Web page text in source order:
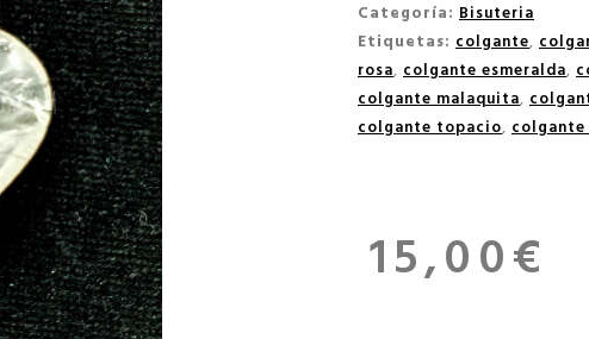
Categoría: Bisuteria
Etiquetas: colgante,
rosa, colgante esmeralda,
colgante malaquita,
colgante topacio,
15,00€